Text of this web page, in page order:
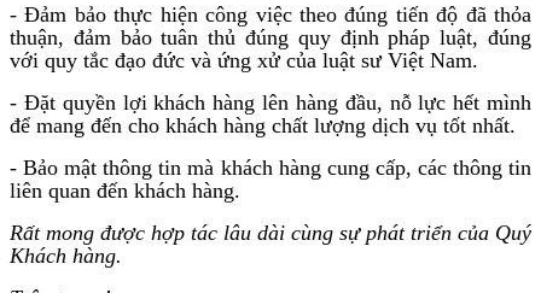
- Đảm bảo thực hiện công việc theo đúng tiến độ đã thỏa
thuận, đảm bảo tuân thủ đúng quy định pháp luật, đúng
với quy tắc đạo đức và ứng xử của luật sư Việt Nam.
- Đặt quyền lợi khách hàng lên hàng đầu, nỗ lực hết mình
để mang đến cho khách hàng chất lượng dịch vụ tốt nhất.
- Bảo mật thông tin mà khách hàng cung cấp, các thông tin
liên quan đến khách hàng.
Rất mong được hợp tác lâu dài cùng sự phát triển của Quý
Khách hàng.